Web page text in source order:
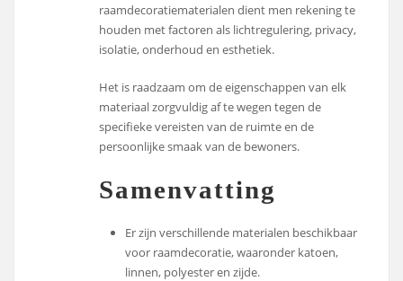
raamdecoratiematerialen dient men rekening te
houden met factoren als lichtregulering, privacy,
isolatie, onderhoud en esthetiek.
Het is raadzaam om de eigenschappen van elk
materiaal zorgvuldig af te wegen tegen de
specifieke vereisten van de ruimte en de
persoonlijke smaak van de bewoners.
Samenvatting
Er zijn verschillende materialen beschikbaar
voor raamdecoratie, waaronder katoen,
linnen, polyester en zijde.